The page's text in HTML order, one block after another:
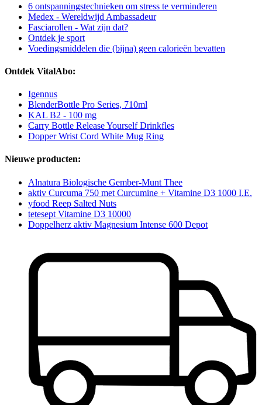
6 ontspanningstechnieken om stress te verminderen
Medex - Wereldwijd Ambassadeur
Fasciarollen - Wat zijn dat?
Ontdek je sport
Voedingsmiddelen die (bijna) geen calorieën bevatten
Ontdek VitalAbo:
Igennus
BlenderBottle Pro Series, 710ml
KAL B2 - 100 mg
Carry Bottle Release Yourself Drinkfles
Dopper Wrist Cord White Mug Ring
Nieuwe producten:
Alnatura Biologische Gember-Munt Thee
aktiv Curcuma 750 met Curcumine + Vitamine D3 1000 I.E.
yfood Reep Salted Nuts
tetesept Vitamine D3 10000
Doppelherz aktiv Magnesium Intense 600 Depot